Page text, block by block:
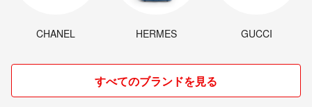
CHANEL HERMES GUCCI
すべてのブランドを見る